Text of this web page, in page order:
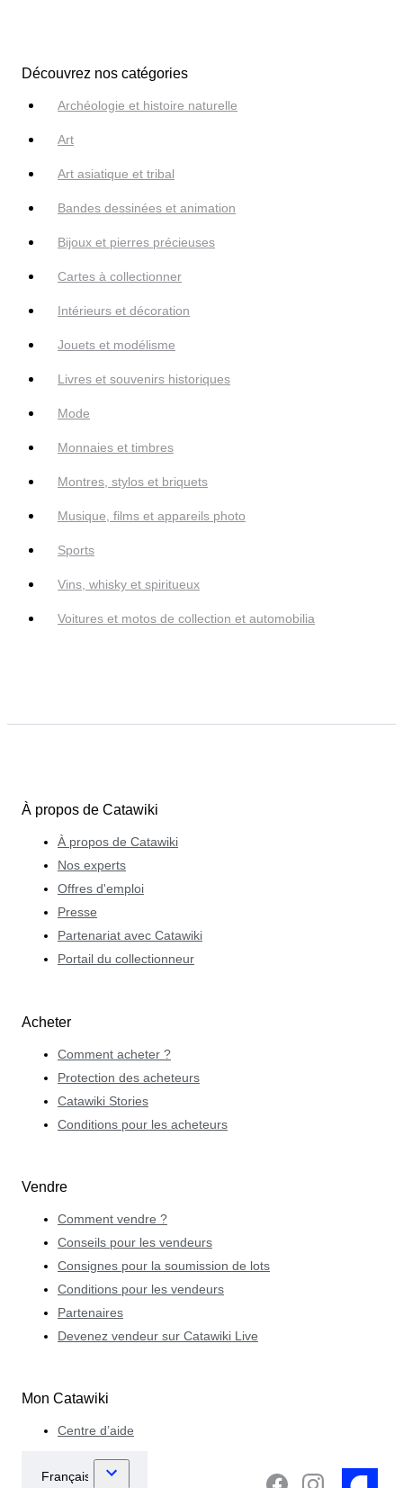
Découvrez nos catégories
Archéologie et histoire naturelle
Art
Art asiatique et tribal
Bandes dessinées et animation
Bijoux et pierres précieuses
Cartes à collectionner
Intérieurs et décoration
Jouets et modélisme
Livres et souvenirs historiques
Mode
Monnaies et timbres
Montres, stylos et briquets
Musique, films et appareils photo
Sports
Vins, whisky et spiritueux
Voitures et motos de collection et automobilia
À propos de Catawiki
À propos de Catawiki
Nos experts
Offres d'emploi
Presse
Partenariat avec Catawiki
Portail du collectionneur
Acheter
Comment acheter ?
Protection des acheteurs
Catawiki Stories
Conditions pour les acheteurs
Vendre
Comment vendre ?
Conseils pour les vendeurs
Consignes pour la soumission de lots
Conditions pour les vendeurs
Partenaires
Devenez vendeur sur Catawiki Live
Mon Catawiki
Centre d’aide